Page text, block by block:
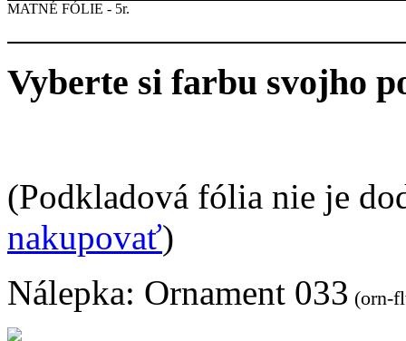
MATNÉ FÓLIE - 5r.
Vyberte si farbu svojho
(Podkladová fólia nie je
nakupovať)
Nálepka: Ornament 033 (orn-